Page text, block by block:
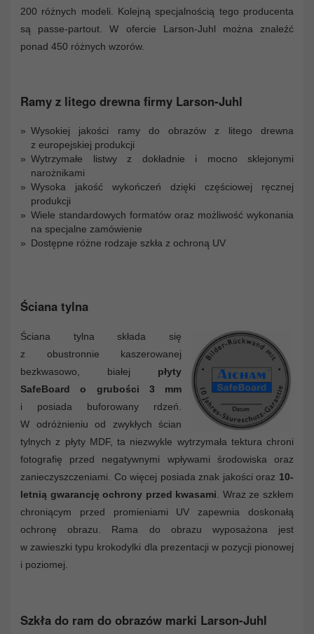
200 różnych modeli. Kolejną specjalnością tego producenta
są passe-partout. W ofercie Larson-Juhl można znaleźć
ponad 450 różnych wzorów.
Ramy z litego drewna firmy Larson-Juhl
Wysokiej jakości ramy do obrazów z litego drewna
z europejskiej produkcji
Wytrzymałe listwy z dokładnie i mocno sklejonymi
narożnikami
Wysoka jakość wykończeń dzięki częściowej ręcznej
produkcji
Wiele standardowych formatów oraz możliwość wykonania
na specjalne zamówienie
Dostępne różne rodzaje szkła z ochroną UV
Ściana tylna
Ściana tylna składa się
z obustronnie kaszerowanej
bezkwasowo, białej płyty
SafeBoard o grubości 3 mm
i posiada buforowany rdzeń.
W odróżnieniu od zwykłych ścian
tylnych z płyty MDF, ta niezwykle wytrzymała tektura chroni
fotografię przed negatywnymi wpływami środowiska oraz
zanieczyszczeniami. Co więcej posiada znak jakości oraz 10-
letnią gwarancję ochrony przed kwasami. Wraz ze szkłem
chroniącym przed promieniami UV zapewnia doskonałą
ochronę obrazu. Rama do obrazu wyposażona jest
w zawieszki typu krokodylki dla prezentacji w pozycji pionowej
i poziomej.
Szkła do ram do obrazów marki Larson-Juhl